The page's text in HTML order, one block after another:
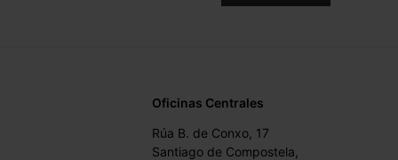
Oficinas Centrales
Rúa B. de Conxo, 17
Santiago de Compostela,